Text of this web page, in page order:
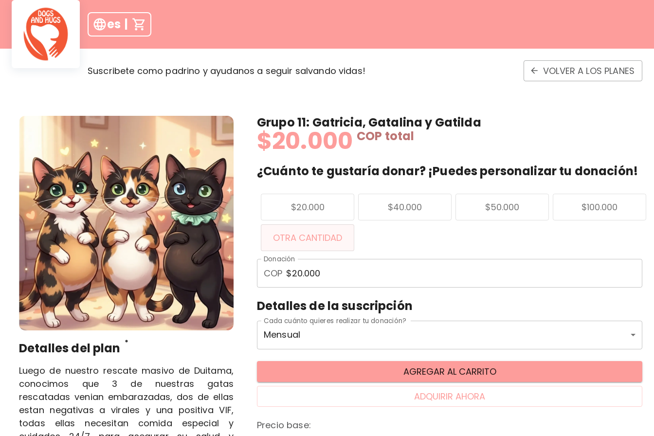
es |
Suscribete como padrino y ayudanos a seguir salvando vidas! VOLVER A LOS PLANES
Detalles del plan
Luego de nuestro rescate masivo de Duitama,
conocimos que 3 de nuestras gatas
rescatadas venian embarazadas, dos de ellas
estan negativas a virales y una positiva VIF,
todas ellas necesitan comida especial y
Grupo 11: Gatricia, Gatalina y Gatilda
$20.000 COP total
¿Cuánto te gustaría donar? ¡Puedes personalizar tu donación!
$20.000 $40.000 $50.000 $100.000
OTRA CANTIDAD
Donación
COP
Detalles de la suscripción
Cada cuánto quieres realizar tu donación?
Mensual
AGREGAR AL CARRITO
ADQUIRIR AHORA
Precio base: